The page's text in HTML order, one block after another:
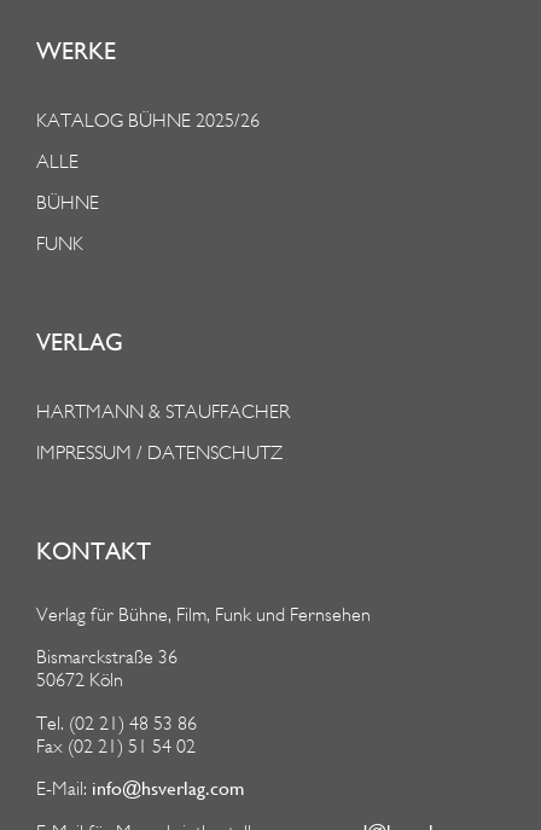
WERKE
KATALOG BÜHNE 2025/26
ALLE
BÜHNE
FUNK
VERLAG
HARTMANN & STAUFFACHER
IMPRESSUM / DATENSCHUTZ
KONTAKT
Verlag für Bühne, Film, Funk und Fernsehen
Bismarckstraße 36
50672 Köln
Tel. (02 21) 48 53 86
Fax (02 21) 51 54 02
E-Mail: info@hsverlag.com